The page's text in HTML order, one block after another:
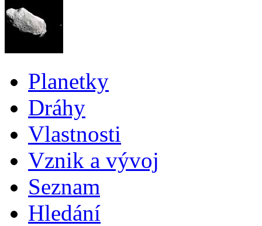
Planetky
Dráhy
Vlastnosti
Vznik a vývoj
Seznam
Hledání